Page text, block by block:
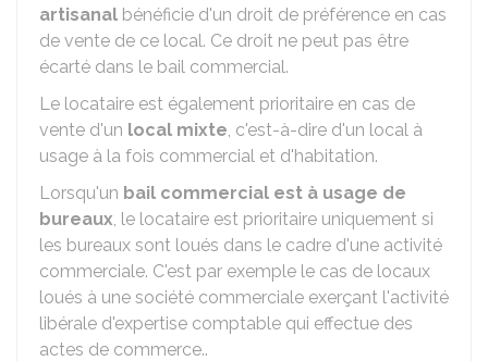
artisanal bénéficie d'un droit de préférence en cas
de vente de ce local. Ce droit ne peut pas être
écarté dans le bail commercial.
Le locataire est également prioritaire en cas de
vente d'un local mixte, c'est-à-dire d'un local à
usage à la fois commercial et d'habitation.
Lorsqu'un bail commercial est à usage de
bureaux, le locataire est prioritaire uniquement si
les bureaux sont loués dans le cadre d'une activité
commerciale. C'est par exemple le cas de locaux
loués à une société commerciale exerçant l'activité
libérale d'expertise comptable qui effectue des
actes de commerce..